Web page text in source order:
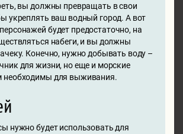
вы должны превращать в свои
укреплять ваш водный город. А вот
будет предостаточно, на
набеги, и вы должны
Конечно, нужно добывать воду –
для жизни, но еще и морские
необходимы для выживания.
нужно будет использовать для